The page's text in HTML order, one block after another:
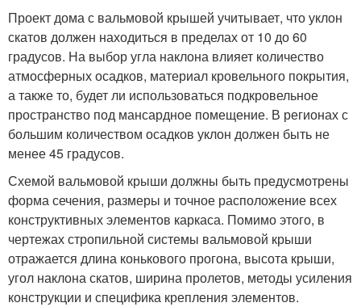
Проект дома с вальмовой крышей учитывает, что уклон
скатов должен находиться в пределах от 10 до 60
градусов. На выбор угла наклона влияет количество
атмосферных осадков, материал кровельного покрытия,
а также то, будет ли использоваться подкровельное
пространство под мансардное помещение. В регионах с
большим количеством осадков уклон должен быть не
менее 45 градусов.
Схемой вальмовой крыши должны быть предусмотрены
форма сечения, размеры и точное расположение всех
конструктивных элементов каркаса. Помимо этого, в
чертежах стропильной системы вальмовой крыши
отражается длина конькового прогона, высота крыши,
угол наклона скатов, ширина пролетов, методы усиления
конструкции и специфика крепления элементов.